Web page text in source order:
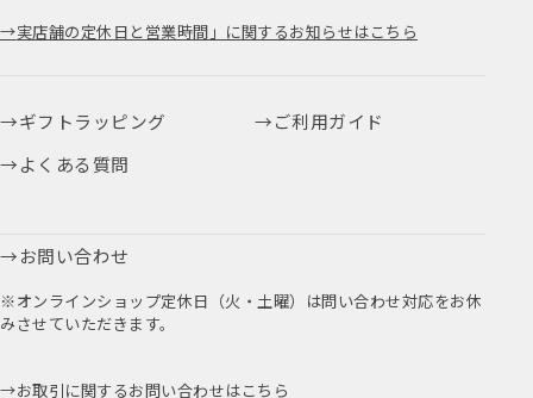
実店舗の定休日と営業時間」に関するお知らせはこちら
ギフトラッピング
ご利用ガイド
よくある質問
お問い合わせ
※オンラインショップ定休日（火・土曜）は問い合わせ対応をお休
みさせていただきます。
お取引に関するお問い合わせはこちら